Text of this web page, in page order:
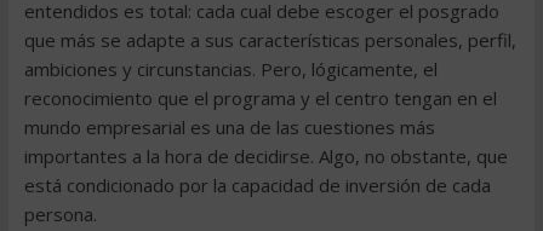
entendidos es total: cada cual debe escoger el posgrado
que más se adapte a sus características personales, perfil,
ambiciones y circunstancias. Pero, lógicamente, el
reconocimiento que el programa y el centro tengan en el
mundo empresarial es una de las cuestiones más
importantes a la hora de decidirse. Algo, no obstante, que
está condicionado por la capacidad de inversión de cada
persona.